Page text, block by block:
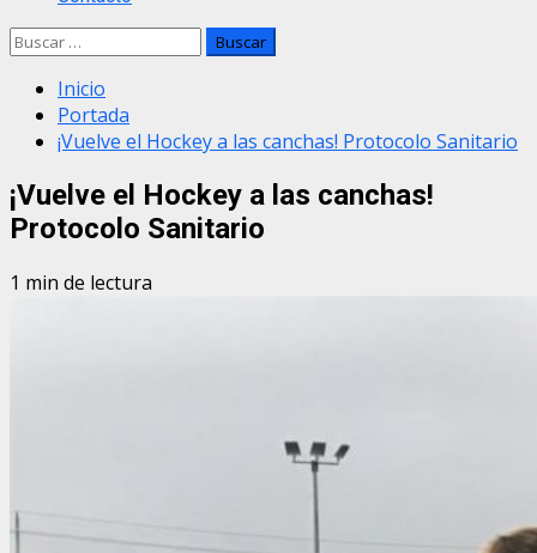
Buscar:
Inicio
Portada
¡Vuelve el Hockey a las canchas! Protocolo Sanitario
¡Vuelve el Hockey a las canchas!
Protocolo Sanitario
1 min de lectura